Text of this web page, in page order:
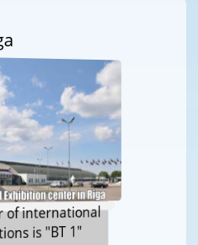
of international
is "BT 1"